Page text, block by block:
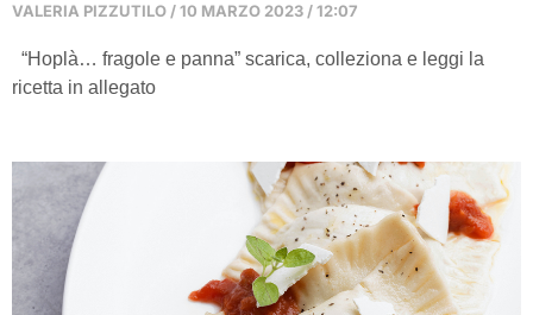
VALERIA PIZZUTILO 10 MARZO 2023 12:07
“Hoplà… fragole e panna” scarica, colleziona e leggi la
ricetta in allegato